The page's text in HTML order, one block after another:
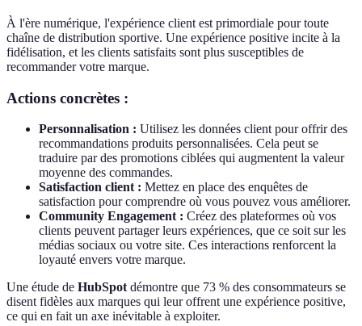
À l'ère numérique, l'expérience client est primordiale pour toute
chaîne de distribution sportive. Une expérience positive incite à la
fidélisation, et les clients satisfaits sont plus susceptibles de
recommander votre marque.
Actions concrètes :
Personnalisation : Utilisez les données client pour offrir des
recommandations produits personnalisées. Cela peut se
traduire par des promotions ciblées qui augmentent la valeur
moyenne des commandes.
Satisfaction client : Mettez en place des enquêtes de
satisfaction pour comprendre où vous pouvez vous améliorer.
Community Engagement : Créez des plateformes où vos
clients peuvent partager leurs expériences, que ce soit sur les
médias sociaux ou votre site. Ces interactions renforcent la
loyauté envers votre marque.
Une étude de HubSpot démontre que 73 % des consommateurs se
disent fidèles aux marques qui leur offrent une expérience positive,
ce qui en fait un axe inévitable à exploiter.